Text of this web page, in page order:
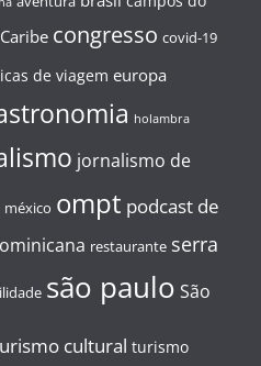
Caribe congresso covid-19
de viagem europa
holambra
jornalismo de
méxico ompt podcast de
restaurante serra
são paulo São
cultural turismo